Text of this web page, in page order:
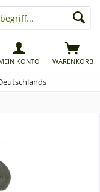
WARENKORB
KONTO